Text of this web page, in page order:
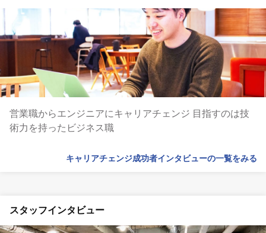
営業職からエンジニアにキャリアチェンジ 目指すのは技
術力を持ったビジネス職
キャリアチェンジ成功者インタビューの一覧をみる
スタッフインタビュー